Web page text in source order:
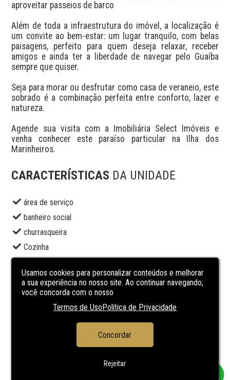
aproveitar passeios de barco
Além de toda a infraestrutura do imóvel, a localização é
um convite ao bem-estar: um lugar tranquilo, com belas
paisagens, perfeito para quem deseja relaxar, receber
amigos e ainda ter a liberdade de navegar pelo Guaíba
sempre que quiser.
Seja para morar ou desfrutar como casa de veraneio, este
sobrado é a combinação perfeita entre conforto, lazer e
natureza.
Agende sua visita com a Imobiliária Select Imóveis e
venha conhecer este paraíso particular na Ilha dos
Marinheiros.
CARACTERÍSTICAS DA UNIDADE
área de serviço
banheiro social
churrasqueira
Cozinha
jardim
lareira
porcelanato
Usamos cookies para personalizar conteúdos e melhorar
a sua experiência no nosso site. Ao continuar navegando,
você concorda com o nosso
Termos de UsoPolítica de Privacidade
Concordar
Rejeitar